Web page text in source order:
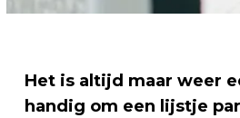
Het is altijd maar weer
handig om een lijstje